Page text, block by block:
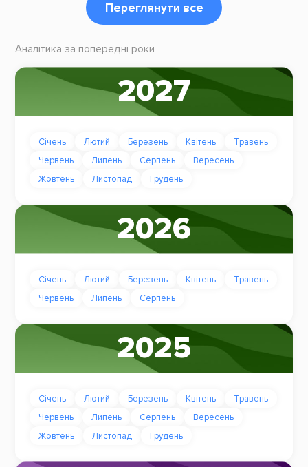
Переглянути все
Аналітика за попередні роки
2027
Січень Лютий Березень Квітень
Травень
Червень
Липень Серпень
Вересень
Жовтень
Листопад Грудень
2026
Січень Лютий Березень Квітень
Травень
Червень
Липень Серпень
2025
Січень Лютий Березень Квітень
Травень
Червень
Липень Серпень
Вересень
Жовтень
Листопад Грудень